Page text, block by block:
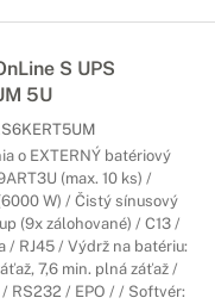
S UPS
5U
o EXTERNÝ batériový
(max. 10 ks) /
W) / Čistý sínusový
(9x zálohované) / C13 /
/ RJ45 / Výdrž na batériu:
7,6 min. plná záťaž /
RS232 / EPO / / Softvér: